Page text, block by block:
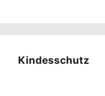
Kindesschutz